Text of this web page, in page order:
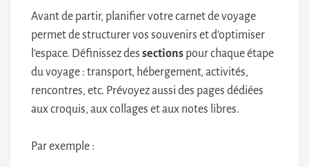
Avant de partir, planifier votre carnet de voyage
permet de structurer vos souvenirs et d’optimiser
l’espace. Définissez des sections pour chaque étape
du voyage : transport, hébergement, activités,
rencontres, etc. Prévoyez aussi des pages dédiées
aux croquis, aux collages et aux notes libres.
Par exemple :